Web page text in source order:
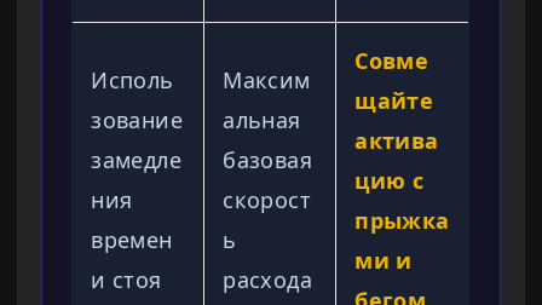
Исполь
зование
замедле
ния
времен
и стоя
Максим
альная
базовая
скорост
ь
расхода
Совме
щайте
актива
цию с
прыжка
ми и